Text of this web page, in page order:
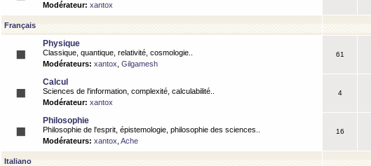
Modérateur: xantox
Français
Physique
Classique, quantique, relativité, cosmologie..
Modérateurs: xantox Gilgamesh
61
Calcul
Sciences de l'information, complexité, calculabilité..
Modérateur: xantox
4
Philosophie
Philosophie de l'esprit, épistemologie, philosophie des sciences..
Modérateurs: xantox Ache
16
Italiano